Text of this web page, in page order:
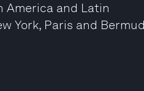
America and Latin
York, Paris and